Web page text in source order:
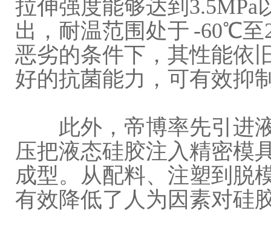
拉伸强度能够达到
出，耐温范围处于 -60℃
恶劣的条件下，其性能依
好的抗菌能力，可有效抑
此外，帝博率先引进液
压把液态硅胶注入精密模
成型。从配料、注塑到脱
有效降低了人为因素对硅